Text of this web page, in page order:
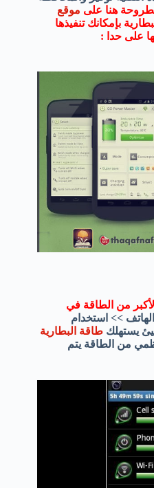
هنا على موقع
بإمكانك تنفيذها
على حدا :
من الطاقة في
>> استخدام
يستهلك طاقة البطارية
من الطاقة يتم